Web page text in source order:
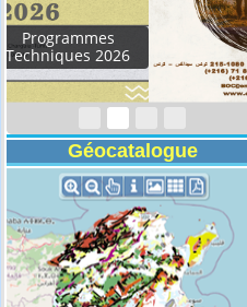
Rapport d'activités
Géocatalogue